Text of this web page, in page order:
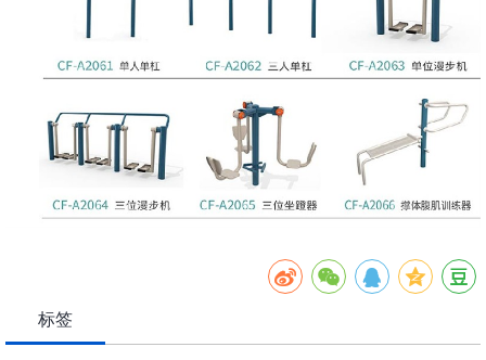
标签